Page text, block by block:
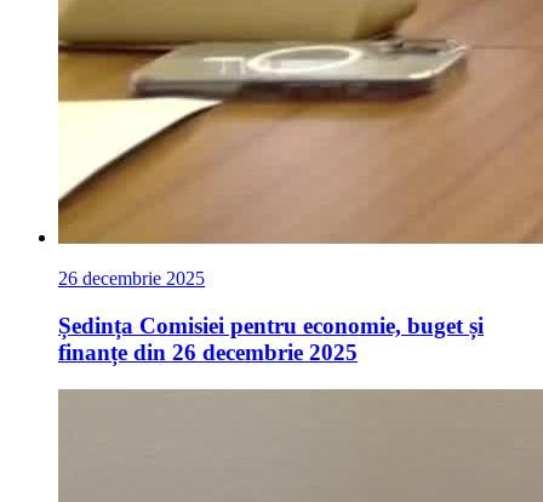
26 decembrie 2025
Ședința Comisiei pentru economie, buget și
finanțe din 26 decembrie 2025